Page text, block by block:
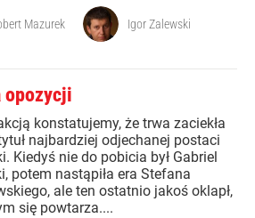
Mazurek Igor Zalewski
opozycji
konstatujemy, że trwa zaciekła
najbardziej odjechanej postaci
Kiedyś nie do pobicia był Gabriel
potem nastąpiła era Stefana
ale ten ostatnio jakoś oklapł,
się powtarza....